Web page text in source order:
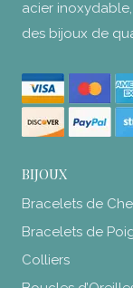
acier
des bijoux de
BIJOUX
Bracelets de
Bracelets de
Colliers